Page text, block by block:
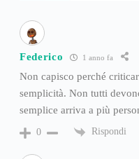
Federico 1 anno fa
Non capisco perché
semplicità. Non tutti
semplice arriva a più
0 Rispondi